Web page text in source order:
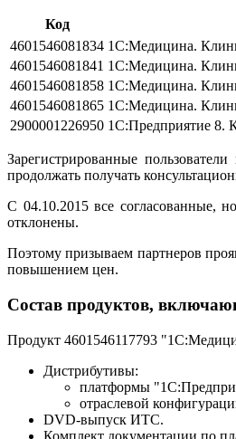
Код
4601546081834 1С:Медицина.
4601546081841 1С:Медицина.
4601546081858 1С:Медицина.
4601546081865 1С:Медицина.
2900001226950 1С:Предприятие 8.
Зарегистрированные
продолжать получать
С 04.10.2015 все согласованные,
отклонены.
Поэтому призываем партнеров
повышением цен.
Состав продуктов,
Продукт 4601546117793
Дистрибутивы:
платформы
отраслевой
DVD-выпуск ИТС.
Комплект документации по